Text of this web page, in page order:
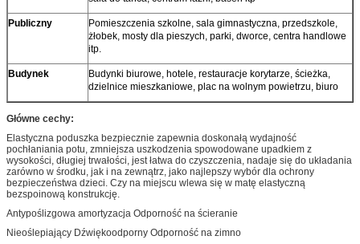
Publiczny
Pomieszczenia szkolne, sala gimnastyczna, przedszkole,
żłobek, mosty dla pieszych, parki, dworce, centra handlowe
itp.
Budynek
Budynki biurowe, hotele, restauracje korytarze, ścieżka,
dzielnice mieszkaniowe, plac na wolnym powietrzu, biuro
Główne cechy:
Elastyczna poduszka bezpiecznie zapewnia doskonałą wydajność
pochłaniania potu, zmniejsza uszkodzenia spowodowane upadkiem z
wysokości, długiej trwałości, jest łatwa do czyszczenia, nadaje się do układania
zarówno w środku, jak i na zewnątrz, jako najlepszy wybór dla ochrony
bezpieczeństwa dzieci. Czy na miejscu wlewa się w matę elastyczną
bezspoinową konstrukcję.
Antypoślizgowa amortyzacja Odporność na ścieranie
Nieoślepiający Dźwiękoodporny Odporność na zimno